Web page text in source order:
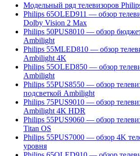
Модельный ряд телевизоров
Philips 65OLED911 — обзор
Dolby Vision 2 Max
Philips 50PUS8010 — обзор
Ambilight
Philips 55MLED810 — обзор
Ambilight 4K
Philips 55OLED850 — обзор
Ambilight
Philips 55PUS8550 — обзор
подсветкой Ambilight
Philips 75PUS9010 — обзор
Ambilight 4K HDR
Philips 55PUS9060 — обзор
Titan OS
Philips 55PUS7000 — обзор 4K
уровня